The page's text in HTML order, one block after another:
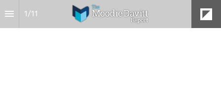
1/11